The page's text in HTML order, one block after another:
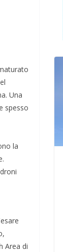
Una
spesso
la
Area di